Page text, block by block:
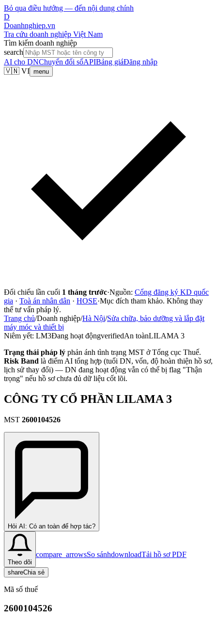
Bỏ qua điều hướng — đến nội dung chính
D
Doanhnghiep.vn
Tra cứu doanh nghiệp Việt Nam
Tìm kiếm doanh nghiệp
search
AI cho DNChuyển đổi sốAPIBảng giáĐăng nhập
🇻🇳 VI menu
Đối chiếu lần cuối 1 tháng trước·Nguồn: Cổng đăng ký KD quốc
gia · Toà án nhân dân · HOSE·Mục đích tham khảo. Không thay
thế tư vấn pháp lý.
Trang chủ/Doanh nghiệp/Hà Nội/Sửa chữa, bảo dưỡng và lắp đặt
máy móc và thiết bị
Niêm yết: LM3Đang hoạt độngverifiedAn toànLILAMA 3
Trạng thái pháp lý phản ánh tình trạng MST ở Tổng cục Thuế.
Risk Band là điểm AI tổng hợp (tuổi DN, vốn, độ hoàn thiện hồ sơ,
lịch sử thay đổi) — DN đang hoạt động vẫn có thể bị flag "Thận
trọng" nếu hồ sơ chưa đủ dữ liệu cốt lõi.
CÔNG TY CỔ PHẦN LILAMA 3
MST 2600104526
Hỏi AI: Có an toàn để hợp tác?
Theo dõi
compare_arrowsSo sánhdownloadTải hồ sơ PDF
shareChia sẻ
Mã số thuế
2600104526